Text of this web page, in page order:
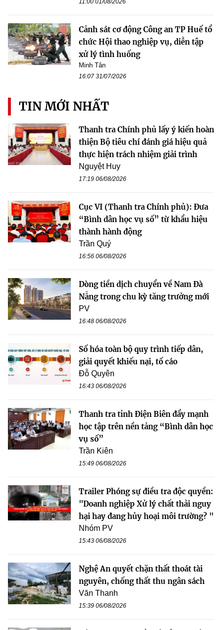
Cảnh sát cơ động Công an TP Huế tổ
chức Hội thao nghiệp vụ, diễn tập
xử lý tình huống
Minh Tân
16:07 31/07/2026
TIN MỚI NHẤT
Thanh tra Chính phủ lấy ý kiến hoàn
thiện Bộ tiêu chí đánh giá hiệu quả
thực hiện trách nhiệm giải trình
Nguyệt Huy
17:19 06/08/2026
Cục VI (Thanh tra Chính phủ): Đưa
“Bình dân học vụ số” từ khẩu hiệu
thành hành động
Trần Quý
16:56 06/08/2026
Dòng tiền dịch chuyển về Nam Đà
Nẵng trong chu kỳ tăng trưởng mới
PV
16:48 06/08/2026
Số hóa toàn bộ quy trình tiếp dân,
giải quyết khiếu nại, tố cáo
Đỗ Quyên
16:43 06/08/2026
Thanh tra tỉnh Điện Biên đẩy mạnh
học tập trên nền tảng “Bình dân học
vụ số”
Trần Kiên
15:49 06/08/2026
Trailer Phóng sự điều tra độc quyền:
"Doanh nghiệp Xử lý chất thải nguy
hại hay đang hủy hoại môi trường? "
Nhóm PV
15:43 06/08/2026
Nghệ An quyết chặn thất thoát tài
nguyên, chống thất thu ngân sách
Văn Thanh
15:39 06/08/2026